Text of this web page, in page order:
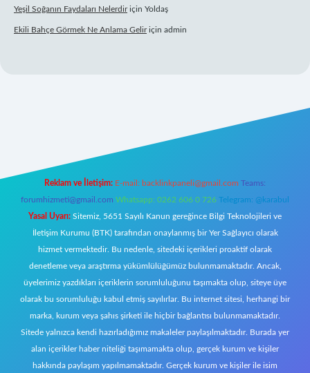
Yeşil Soğanın Faydaları Nelerdiriçin Yoldaş
Ekili Bahçe Görmek Ne Anlama Geliriçin admin
Reklam ve İletişim: E-mail: backlinkpaneli@gmail.com Teams:
forumhizmeti@gmail.com Whatsapp: 0262 606 0 726 Telegram: @karabul
Yasal Uyarı: Sitemiz, 5651 Sayılı Kanun gereğince Bilgi Teknolojileri ve
İletişim Kurumu (BTK) tarafından onaylanmış bir Yer Sağlayıcı olarak
hizmet vermektedir. Bu nedenle, sitedeki içerikleri proaktif olarak
denetleme veya araştırma yükümlülüğümüz bulunmamaktadır. Ancak,
üyelerimiz yazdıkları içeriklerin sorumluluğunu taşımakta olup, siteye üye
olarak bu sorumluluğu kabul etmiş sayılırlar. Bu internet sitesi, herhangi bir
marka, kurum veya şahıs şirketi ile hiçbir bağlantısı bulunmamaktadır.
Sitede yalnızca kendi hazırladığımız makaleler paylaşılmaktadır. Burada yer
alan içerikler haber niteliği taşımamakta olup, gerçek kurum ve kişiler
hakkında paylaşım yapılmamaktadır. Gerçek kurum ve kişiler ile isim